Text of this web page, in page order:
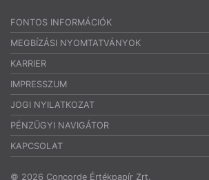
FONTOS INFORMÁCIÓK
MEGBÍZÁSI NYOMTATVÁNYOK
KARRIER
IMPRESSZUM
JOGI NYILATKOZAT
PÉNZÜGYI NAVIGÁTOR
KAPCSOLAT
© 2026 Concorde Értékpapír Zrt.